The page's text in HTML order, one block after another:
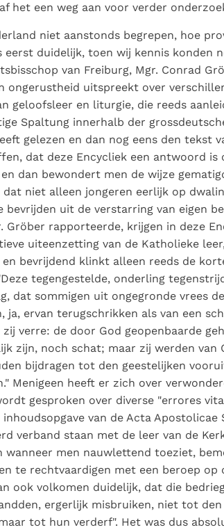
het een weg aan voor verder
niet aanstonds begrepen, hoe
eerst duidelijk, toen wij kennis konden
van Freiburg, Mgr. Conrad
ongerustheid uitspreekt over
geloofsleer en liturgie, die reeds
Spaltung innerhalb der
gelezen en dan nog eens den tekst
dat deze Encycliek een antwoord is
dan bewondert men de wijze
dat niet alleen jongeren eerlijk op
uit de verstarring van eigen
Gröber rapporteerde, krijgen in deze
uiteenzetting van de Katholieke
bevrijdend klinkt alleen reeds de
tegengestelde, onderling
dat sommigen uit ongegronde vrees
ja, ervan terugschrikken als van een
verre: de door God geopenbaarde
zijn, noch schat; maar zij werden van
bijdragen tot den geestelijken
Menigeen heeft er zich over
gesproken over diverse "errores
van de Acta Apostolicae
verband staan met de leer van de
wanneer men nauwlettend toeziet,
te rechtvaardigen met een beroep op
ook volkomen duidelijk, dat die
ergerlijk misbruiken, niet tot
tot hun verderf". Het was dus